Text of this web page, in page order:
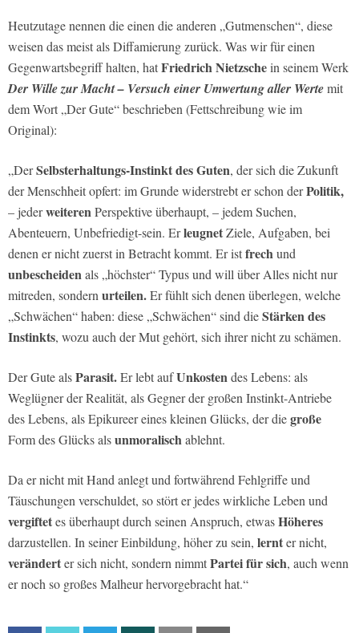
Heutzutage nennen die einen die anderen „Gutmenschen“, diese
weisen das meist als Diffamierung zurück. Was wir für einen
Gegenwartsbegriff halten, hatFriedrich Nietzschein seinem Werk
Der Wille zur Macht – Versuch einer Umwertung aller Wertemit
dem Wort „Der Gute“ beschrieben (Fettschreibung wie im
Original):
„DerSelbsterhaltungs-Instinkt des Guten, der sich die Zukunft
der Menschheit opfert: im Grunde widerstrebt er schon derPolitik,
– jederweiterenPerspektive überhaupt, – jedem Suchen,
Abenteuern, Unbefriedigt-sein. ErleugnetZiele, Aufgaben, bei
denen er nicht zuerst in Betracht kommt. Er istfrechund
unbescheidenals „höchster“ Typus und will über Alles nicht nur
mitreden, sondernurteilen.Er fühlt sich denen überlegen, welche
„Schwächen“ haben: diese „Schwächen“ sind dieStärken des
Instinkts, wozu auch der Mut gehört, sich ihrer nicht zu schämen.
Der Gute alsParasit.Er lebt aufUnkostendes Lebens: als
Weglügner der Realität, als Gegner der großen Instinkt-Antriebe
des Lebens, als Epikureer eines kleinen Glücks, der diegroße
Form des Glücks alsunmoralischablehnt.
Da er nicht mit Hand anlegt und fortwährend Fehlgriffe und
Täuschungen verschuldet, so stört er jedes wirkliche Leben und
vergiftetes überhaupt durch seinen Anspruch, etwasHöheres
darzustellen. In seiner Einbildung, höher zu sein, lernter nicht,
veränderter sich nicht, sondern nimmtPartei für sich, auch wenn
er noch so großes Malheur hervorgebracht hat.“